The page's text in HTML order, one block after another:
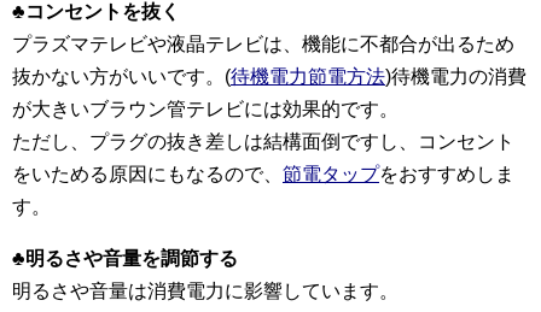
♣コンセントを抜く
プラズマテレビや液晶テレビは、機能に不都合が出るため
抜かない方がいいです。(待機電力節電方法)待機電力の消費
が大きいブラウン管テレビには効果的です。
ただし、プラグの抜き差しは結構面倒ですし、コンセント
をいためる原因にもなるので、 節電タップをおすすめしま
す。
♣明るさや音量を調節する
明るさや音量は消費電力に影響しています。